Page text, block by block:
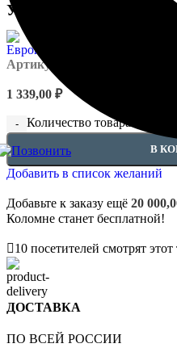
Угловые элемент —
Артикул:
1 339,00 ₽
Количество товара
В
Добавить в список желаний
Добавьте к заказу ещё 20
Коломне станет бесплатной!
10 посетителей смотрят
ДОСТАВКА
ПО ВСЕЙ РОССИИ